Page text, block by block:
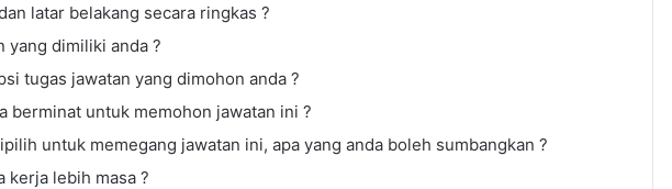
latar belakang secara ringkas ?
yang dimiliki anda ?
tugas jawatan yang dimohon anda ?
berminat untuk memohon jawatan ini ?
untuk memegang jawatan ini, apa yang anda boleh sumbangkan ?
kerja lebih masa ?
Cara
Settle
Hutang
PTPTN
UntukPanduan Lengkap Temuduga